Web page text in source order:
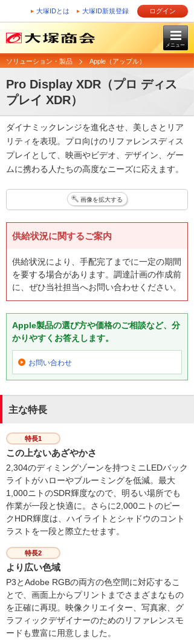
大塚IDとは 大塚ID新規登録 ログイン
メニュー
ソリューション・製品 Apple（アップル）
Pro Display XDR（プロ ディス
プレイ XDR）
ダイナミックレンジを進化させ、美しさとリア
リティを表現。プロ向けのリファレンスディス
プレイとして、映画やビデオ、デザイン、ゲー
ムに携わる人たちの高度なニーズに応えます。
画像を拡大する
供給状況に関するご案内
供給状況により、手配完了までに一定の期間
を要する場合があります。調達計画の作成前
に、ぜひ当社担当へお問い合わせください。
Apple製品の選び方や価格のご相談など、分
かりやすくお答えします。
お問い合わせ
主な特長
特長1
この上ないあざやかさ
2,304のディミングゾーンを持つミニLEDバック
ライトがハローやブルーミングを低減。最大
1,000ニトのSDR輝度なので、明るい場所でも
作業が一段と快適に。さらに2,000ニトのピー
クHDR輝度は、ハイライトとシャドウのコント
ラストを一段と際立たせます。
特長2
より広い色域
P3とAdobe RGBの両方の色空間に対応するこ
とで、画面上からプリントまでさまざまなもの
を正確に再現。映像クリエイター、写真家、グ
ラフィックデザイナーのためのリファレンスモ
ードも豊富に用意しました。